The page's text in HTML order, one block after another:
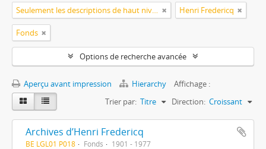
Seulement les descriptions de haut niveau Henri Fredericq
Fonds
Options de recherche avancée
Aperçu avant impression Hierarchy
Affichage :
Trier par: Titre Direction: Croissant
Archives d’Henri Fredericq
BE LGL01 P018 Fonds 1901 - 1977